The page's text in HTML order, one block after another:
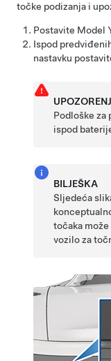
točke podizanja i
Postavite Model
Ispod
nastavku
Podloške za
ispod
BILJEŠKA
Sljedeća
točaka
vozilo za